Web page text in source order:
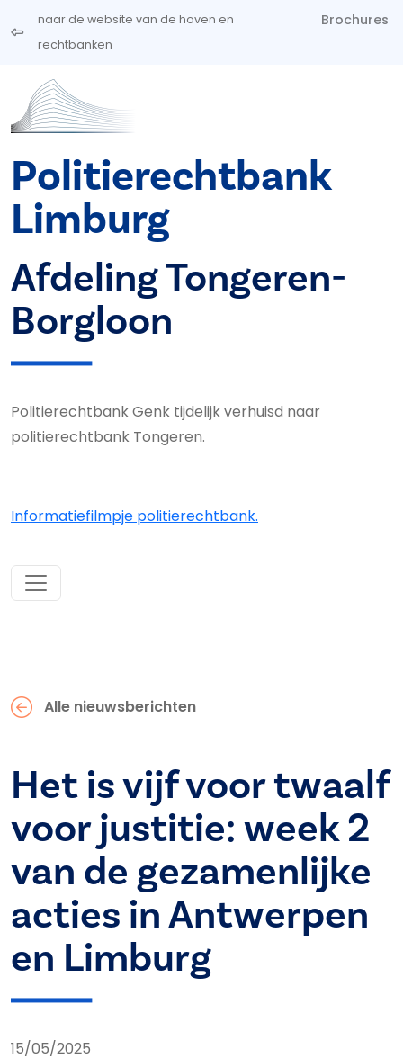
Overslaan en naar de inhoud gaan
naar de website van de hoven en
rechtbanken
Brochures
Politierechtbank
Limburg
Afdeling Tongeren-
Borgloon
Politierechtbank Genk tijdelijk verhuisd naar
politierechtbank Tongeren.
Informatiefilmpje politierechtbank.
Alle nieuwsberichten
Het is vijf voor twaalf
voor justitie: week 2
van de gezamenlijke
acties in Antwerpen
en Limburg
15/05/2025